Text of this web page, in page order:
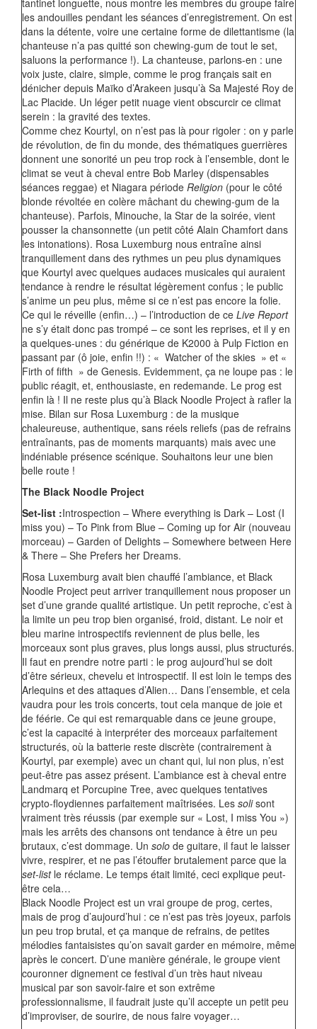
tantinet longuette, nous montre les membres du groupe faire
les andouilles pendant les séances d’enregistrement. On est
dans la détente, voire une certaine forme de dilettantisme (la
chanteuse n’a pas quitté son chewing-gum de tout le set,
saluons la performance !). La chanteuse, parlons-en : une
voix juste, claire, simple, comme le prog français sait en
dénicher depuis Maïko d’Arakeen jusqu’à Sa Majesté Roy de
Lac Placide. Un léger petit nuage vient obscurcir ce climat
serein : la gravité des textes.
Comme chez Kourtyl, on n’est pas là pour rigoler : on y parle
de révolution, de fin du monde, des thématiques guerrières
donnent une sonorité un peu trop rock à l’ensemble, dont le
climat se veut à cheval entre Bob Marley (dispensables
séances reggae) et Niagara période Religion (pour le côté
blonde révoltée en colère mâchant du chewing-gum de la
chanteuse). Parfois, Minouche, la Star de la soirée, vient
pousser la chansonnette (un petit côté Alain Chamfort dans
les intonations). Rosa Luxemburg nous entraîne ainsi
tranquillement dans des rythmes un peu plus dynamiques
que Kourtyl avec quelques audaces musicales qui auraient
tendance à rendre le résultat légèrement confus ; le public
s’anime un peu plus, même si ce n’est pas encore la folie.
Ce qui le réveille (enfin…) – l’introduction de ce Live Report
ne s’y était donc pas trompé – ce sont les reprises, et il y en
a quelques-unes : du générique de K2000 à Pulp Fiction en
passant par (ô joie, enfin !!) : « Watcher of the skies » et «
Firth of fifth » de Genesis. Evidemment, ça ne loupe pas : le
public réagit, et, enthousiaste, en redemande. Le prog est
enfin là ! Il ne reste plus qu’à Black Noodle Project à rafler la
mise. Bilan sur Rosa Luxemburg : de la musique
chaleureuse, authentique, sans réels reliefs (pas de refrains
entraînants, pas de moments marquants) mais avec une
indéniable présence scénique. Souhaitons leur une bien
belle route !
The Black Noodle Project
Set-list :Introspection – Where everything is Dark – Lost (I
miss you) – To Pink from Blue – Coming up for Air (nouveau
morceau) – Garden of Delights – Somewhere between Here
& There – She Prefers her Dreams.
Rosa Luxemburg avait bien chauffé l’ambiance, et Black
Noodle Project peut arriver tranquillement nous proposer un
set d’une grande qualité artistique. Un petit reproche, c’est à
la limite un peu trop bien organisé, froid, distant. Le noir et
bleu marine introspectifs reviennent de plus belle, les
morceaux sont plus graves, plus longs aussi, plus structurés.
Il faut en prendre notre parti : le prog aujourd’hui se doit
d’être sérieux, chevelu et introspectif. Il est loin le temps des
Arlequins et des attaques d’Alien… Dans l’ensemble, et cela
vaudra pour les trois concerts, tout cela manque de joie et
de féérie. Ce qui est remarquable dans ce jeune groupe,
c’est la capacité à interpréter des morceaux parfaitement
structurés, où la batterie reste discrète (contrairement à
Kourtyl, par exemple) avec un chant qui, lui non plus, n’est
peut-être pas assez présent. L’ambiance est à cheval entre
Landmarq et Porcupine Tree, avec quelques tentatives
crypto-floydiennes parfaitement maîtrisées. Les solisont
vraiment très réussis (par exemple sur « Lost, I miss You »)
mais les arrêts des chansons ont tendance à être un peu
brutaux, c’est dommage. Un solo de guitare, il faut le laisser
vivre, respirer, et ne pas l’étouffer brutalement parce que la
set-listle réclame. Le temps était limité, ceci explique peut-
être cela…
Black Noodle Project est un vrai groupe de prog, certes,
mais de prog d’aujourd’hui : ce n’est pas très joyeux, parfois
un peu trop brutal, et ça manque de refrains, de petites
mélodies fantaisistes qu’on savait garder en mémoire, même
après le concert. D’une manière générale, le groupe vient
couronner dignement ce festival d’un très haut niveau
musical par son savoir-faire et son extrême
professionnalisme, il faudrait juste qu’il accepte un petit peu
d’improviser, de sourire, de nous faire voyager…